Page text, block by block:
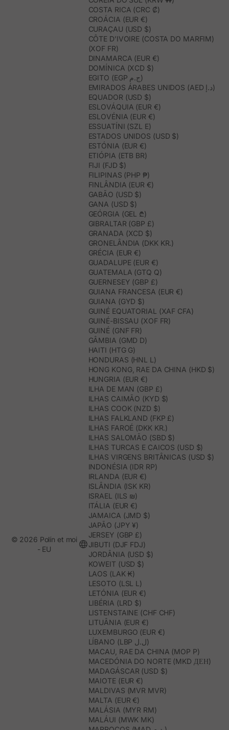
COSTA RICA (CRC ₡)
CROÁCIA (EUR €)
CURAÇAU (USD $)
CÔTE D’IVOIRE (COSTA DO MARFIM)
(XOF FR)
DINAMARCA (EUR €)
DOMÍNICA (XCD $)
EGITO (EGP ج.م)
EMIRADOS ÁRABES UNIDOS (AED د.إ)
EQUADOR (USD $)
ESLOVÁQUIA (EUR €)
ESLOVÉNIA (EUR €)
ESSUATÍNI (SZL E)
ESTADOS UNIDOS (USD $)
ESTÓNIA (EUR €)
ETIÓPIA (ETB BR)
FIJI (FJD $)
FILIPINAS (PHP ₱)
FINLÂNDIA (EUR €)
GABÃO (USD $)
GANA (USD $)
GEÓRGIA (GEL ₾)
GIBRALTAR (GBP £)
GRANADA (XCD $)
GRONELÂNDIA (DKK KR.)
GRÉCIA (EUR €)
GUADALUPE (EUR €)
GUATEMALA (GTQ Q)
GUERNESEY (GBP £)
GUIANA FRANCESA (EUR €)
GUIANA (GYD $)
GUINÉ EQUATORIAL (XAF CFA)
GUINÉ-BISSAU (XOF FR)
GUINÉ (GNF FR)
GÂMBIA (GMD D)
HAITI (HTG G)
HONDURAS (HNL L)
HONG KONG, RAE DA CHINA (HKD $)
HUNGRIA (EUR €)
ILHA DE MAN (GBP £)
ILHAS CAIMÃO (KYD $)
ILHAS COOK (NZD $)
ILHAS FALKLAND (FKP £)
ILHAS FAROÉ (DKK KR.)
ILHAS SALOMÃO (SBD $)
ILHAS TURCAS E CAICOS (USD $)
ILHAS VIRGENS BRITÂNICAS (USD $)
INDONÉSIA (IDR RP)
IRLANDA (EUR €)
ISLÂNDIA (ISK KR)
ISRAEL (ILS ₪)
ITÁLIA (EUR €)
JAMAICA (JMD $)
JAPÃO (JPY ¥)
JERSEY (GBP £)
JIBUTI (DJF FDJ)
JORDÂNIA (USD $)
KOWEIT (USD $)
LAOS (LAK ₭)
LESOTO (LSL L)
LETÓNIA (EUR €)
LIBÉRIA (LRD $)
LISTENSTAINE (CHF CHF)
LITUÂNIA (EUR €)
LUXEMBURGO (EUR €)
LÍBANO (LBP ل.ل)
MACAU, RAE DA CHINA (MOP P)
MACEDÓNIA DO NORTE (MKD ДЕН)
MADAGÁSCAR (USD $)
MAIOTE (EUR €)
MALDIVAS (MVR MVR)
MALTA (EUR €)
MALÁSIA (MYR RM)
MALÁUI (MWK MK)
© 2026 Polín et moi
- EU